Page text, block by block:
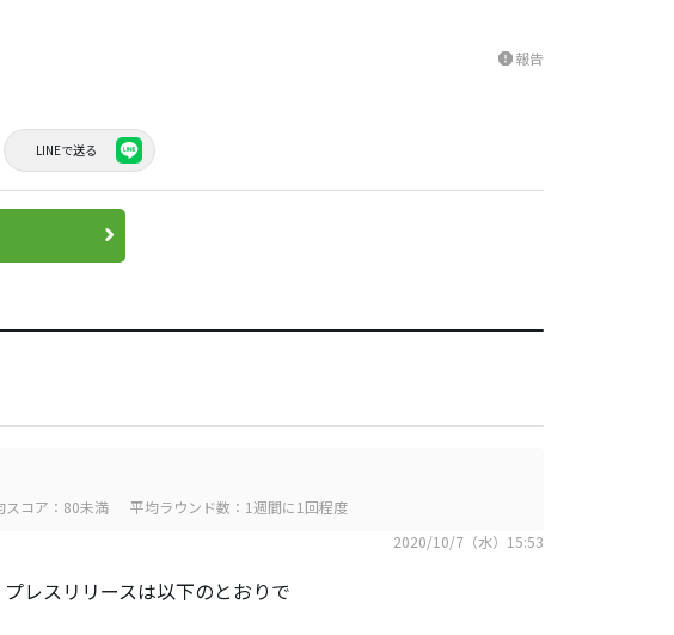
report報告
LINEで送る
スコア：80未満
平均ラウンド数：1週間に1回程度
2020/10/7（水）15:53
レスリリースは以下のとおりで